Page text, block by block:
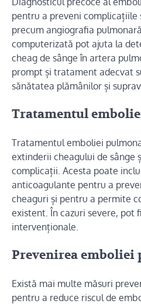
pentru a preveni complicațiile
precum angiografia
computerizată pot ajuta la
cheag de sânge în artera
prompt și tratament adecvat
sănătatea plămânilor și
Tratamentul
Tratamentul emboliei
extinderii cheagului de sânge
complicații. Acesta poate
anticoagulante pentru a
cheaguri și pentru a permite
existent. În cazuri severe, pot
intervenționale.
Prevenirea emboliei
Există mai multe măsuri
pentru a reduce riscul de